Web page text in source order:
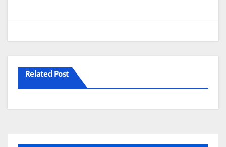
Related Post